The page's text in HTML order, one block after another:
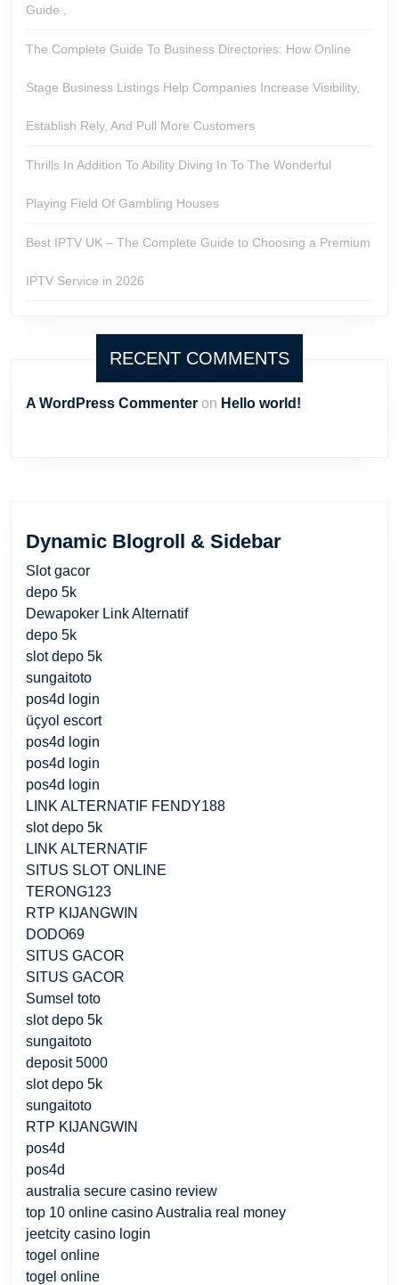
Guide ,
The Complete Guide To Business Directories: How Online
Stage Business Listings Help Companies Increase Visibility,
Establish Rely, And Pull More Customers
Thrills In Addition To Ability Diving In To The Wonderful
Playing Field Of Gambling Houses
Best IPTV UK – The Complete Guide to Choosing a Premium
IPTV Service in 2026
RECENT COMMENTS
A WordPress Commenter on Hello world!
Dynamic Blogroll & Sidebar
Slot gacor
depo 5k
Dewapoker Link Alternatif
depo 5k
slot depo 5k
sungaitoto
pos4d login
üçyol escort
pos4d login
pos4d login
pos4d login
LINK ALTERNATIF FENDY188
slot depo 5k
LINK ALTERNATIF
SITUS SLOT ONLINE
TERONG123
RTP KIJANGWIN
DODO69
SITUS GACOR
SITUS GACOR
Sumsel toto
slot depo 5k
sungaitoto
deposit 5000
slot depo 5k
sungaitoto
RTP KIJANGWIN
pos4d
pos4d
australia secure casino review
top 10 online casino Australia real money
jeetcity casino login
togel online
togel online